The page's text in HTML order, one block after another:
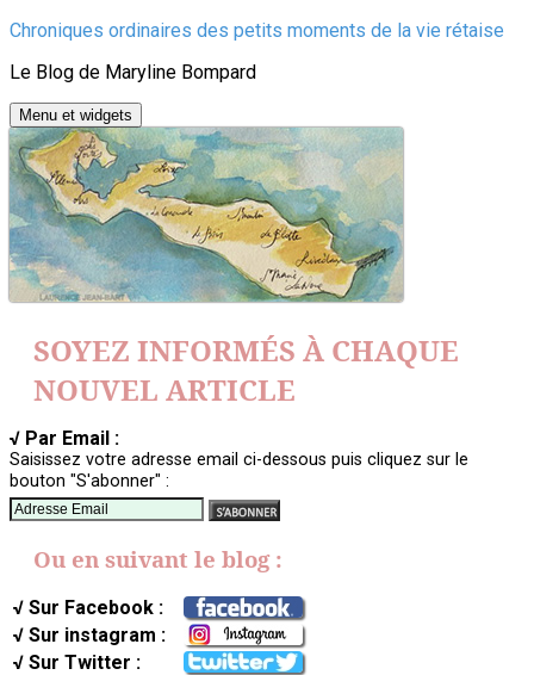
Aller
contenu
Chroniques ordinaires des petits moments de la vie rétaise
Le Blog de Maryline Bompard
Menu et widgets
SOYEZ INFORMÉS À CHAQUE
NOUVEL ARTICLE
√ Par Email :
Saisissez votre adresse email ci-dessous puis cliquez sur le
bouton "S'abonner" :
Ou en suivant le blog :
√ Sur Facebook :
√ Sur instagram :
√ Sur Twitter :